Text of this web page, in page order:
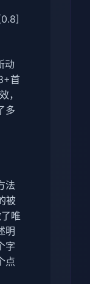
动
首
，
多
法
被
唯
明
字
点